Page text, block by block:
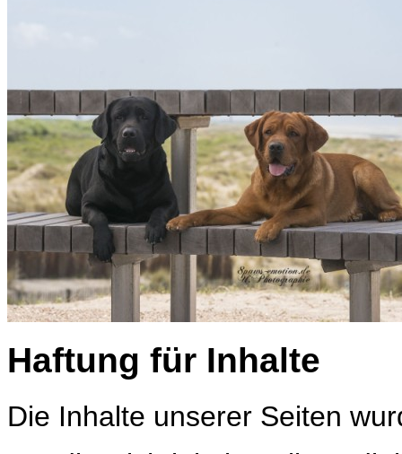
Haftung für Inhalte
Die Inhalte unserer Seiten